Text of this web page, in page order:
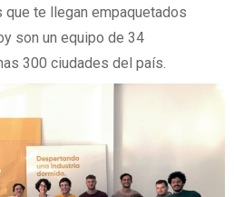
te llegan empaquetados
son un equipo de 34
300 ciudades del país.